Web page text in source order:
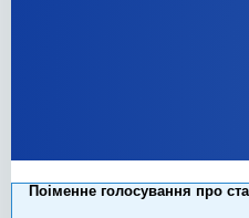
Поіменне голосування про